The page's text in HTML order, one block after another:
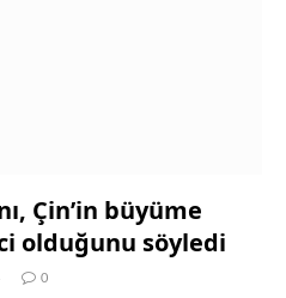
Çin’in büyüme
olduğunu söyledi
0